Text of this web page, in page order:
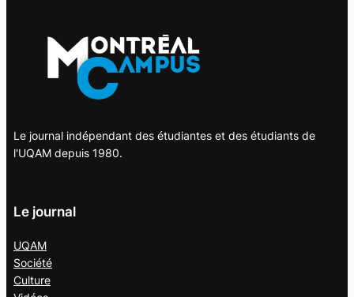
Le journal indépendant des étudiantes et des étudiants de
l'UQAM depuis 1980.
Le journal
UQAM
Société
Culture